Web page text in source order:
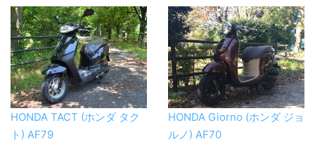
HONDA TACT (ホンダ タク
ト) AF79
HONDA Giorno (ホンダ ジョ
ルノ) AF70